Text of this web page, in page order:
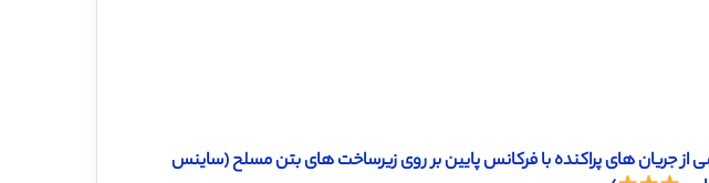
از جریان های پراکنده با فرکانس پایین بر روی زیرساخت های بتن مسلح (ساینس